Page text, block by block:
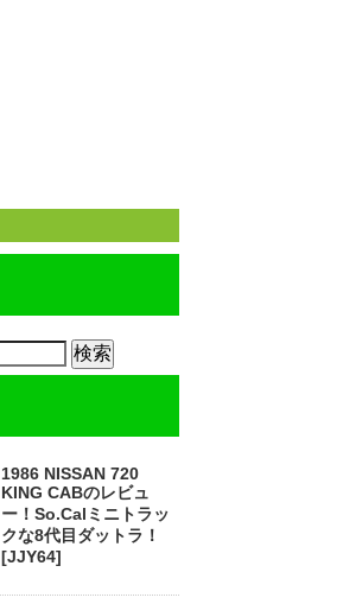
1986 NISSAN 720
KING CABのレビュ
ー！So.Calミニトラッ
クな8代目ダットラ！
[JJY64]